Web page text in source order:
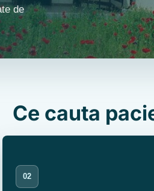
de
Ce cauta
02